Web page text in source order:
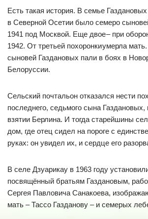
Есть такая история. В семье
в Северной Осетии было семеро
1941 под Москвой. Еще двое – при
1942. От третьей похоронки умерла
сыновей Газдановых пали в боях в
Белоруссии.
Сельский почтальон отказался нести
последнего, седьмого сына Газдановых,
взятии Берлина. И тогда старейшины
дом, где отец сидел на пороге с
руках: он увидел их, и сердце его
В селе Дзуарикау в 1963 году
посвящённый братьям Газдановым,
Сергея Павловича Санакоева,
мать – Тассо Газданову – и семерых